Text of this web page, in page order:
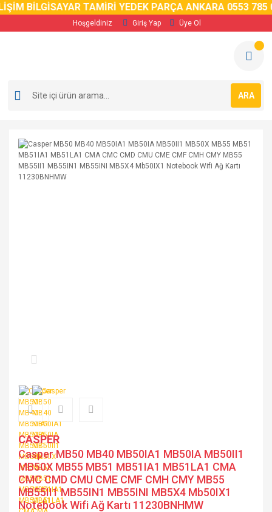
BİLGİSAYAR TAMİRİ YEDEK PARÇA ANKARA 0553 785 02
Hoşgeldiniz Giriş Yap Üye Ol
ARA
CASPER
Casper MB50 MB40 MB50IA1 MB50IA MB50II1
MB50X MB55 MB51 MB51IA1 MB51LA1 CMA
CMC CMD CMU CME CMF CMH CMY MB55
MB55II1 MB55IN1 MB55INI MB5X4 Mb50IX1
Notebook Wifi Ağ Kartı 11230BNHMW